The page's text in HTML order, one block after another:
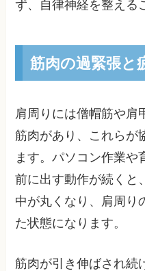
ず、自律神経を整える
筋肉の過緊張と
肩周りには僧帽筋や肩
筋肉があり、これらが
ます。パソコン作業や
前に出す動作が続くと
中が丸くなり、肩周り
た状態になります。
筋肉が引き伸ばされ続